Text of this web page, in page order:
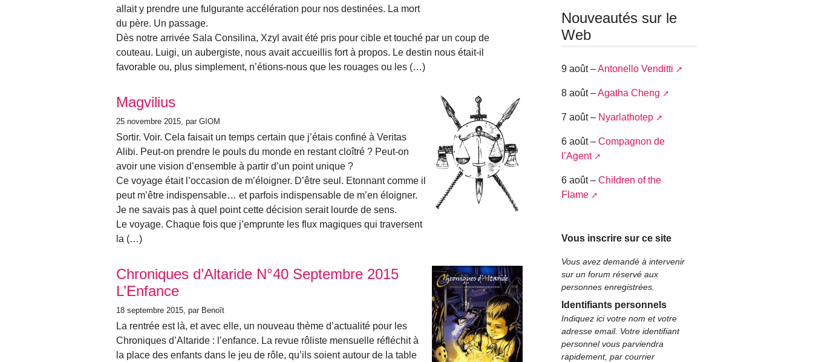
allait y prendre une fulgurante accélération pour nos destinées. La mort
du père. Un passage.
Dès notre arrivée Sala Consilina, Xzyl avait été pris pour cible et touché par un coup de
couteau. Luigi, un aubergiste, nous avait accueillis fort à propos. Le destin nous était-il
favorable ou, plus simplement, n’étions-nous que les rouages ou les (…)
Magvilius
25 novembre 2015 , par GIOM
Sortir. Voir. Cela faisait un temps certain que j’étais confiné à Veritas
Alibi. Peut-on prendre le pouls du monde en restant cloîtré ? Peut-on
avoir une vision d’ensemble à partir d’un point unique ?
Ce voyage était l’occasion de m’éloigner. D’être seul. Etonnant comme il
peut m’être indispensable… et parfois indispensable de m’en éloigner.
Je ne savais pas à quel point cette décision serait lourde de sens.
Le voyage. Chaque fois que j’emprunte les flux magiques qui traversent
la (…)
Chroniques d’Altaride N°40 Septembre 2015
L’Enfance
18 septembre 2015 , par Benoît
La rentrée est là, et avec elle, un nouveau thème d’actualité pour les
Chroniques d’Altaride : l’enfance. La revue rôliste mensuelle réfléchit à
la place des enfants dans le jeu de rôle, qu’ils soient autour de la table
Nouveautés sur le
Web
9 août –Antonello Venditti
8 août –Agatha Cheng
7 août – Nyarlathotep
6 août –Compagnon de
l’Agent
6 août –Children of the
Flame
Vous inscrire sur ce site
Vous avez demandé à intervenir
sur un forum réservé aux
personnes enregistrées.
Identifiants personnels
Indiquez ici votre nom et votre
adresse email. Votre identifiant
personnel vous parviendra
rapidement, par courrier